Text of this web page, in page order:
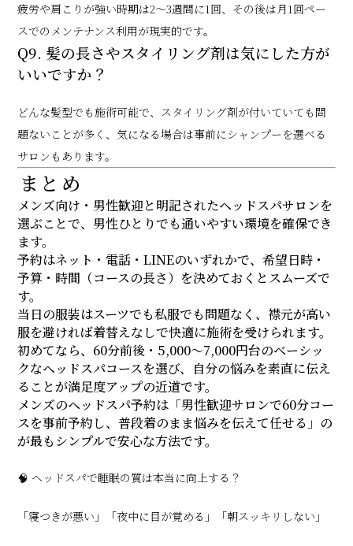
疲労や肩こりが強い時期は2〜3週間に1回、その後は月1回ペー
スでのメンテナンス利用が現実的です。
Q9. 髪の長さやスタイリング剤は気にした方が
いいですか？
どんな髪型でも施術可能で、スタイリング剤が付いていても問
題ないことが多く、気になる場合は事前にシャンプーを選べる
サロンもあります。
まとめ
メンズ向け・男性歓迎と明記されたヘッドスパサロンを
選ぶことで、男性ひとりでも通いやすい環境を確保でき
ます。
予約はネット・電話・LINEのいずれかで、希望日時・
予算・時間（コースの長さ）を決めておくとスムーズで
す。
当日の服装はスーツでも私服でも問題なく、襟元が高い
服を避ければ着替えなしで快適に施術を受けられます。
初めてなら、60分前後・5,000〜7,000円台のベーシッ
クなヘッドスパコースを選び、自分の悩みを素直に伝え
ることが満足度アップの近道です。
メンズのヘッドスパ予約は「男性歓迎サロンで60分コー
スを事前予約し、普段着のまま悩みを伝えて任せる」の
が最もシンプルで安心な方法です。
🧠 ヘッドスパで睡眠の質は本当に向上する？
「寝つきが悪い」「夜中に目が覚める」「朝スッキリしない」